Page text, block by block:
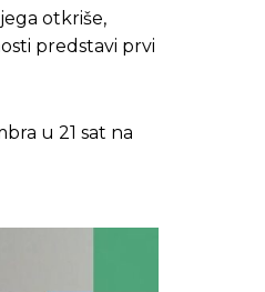
otkriše,
predstavi prvi
u 21 sat na